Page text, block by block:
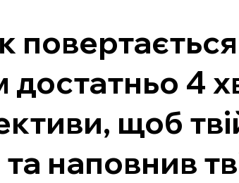
достатньо 4
щоб
наповнив